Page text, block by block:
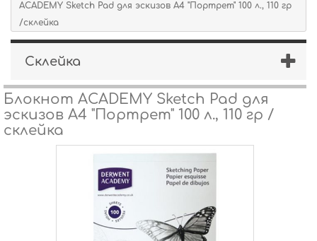
ACADEMY Sketch Pad для эскизов А4 "Портрет" 100 л., 110 гр
/склейка
Склейка
Блокнот ACADEMY Sketch Pad для
эскизов А4 "Портрет" 100 л., 110 гр /
склейка